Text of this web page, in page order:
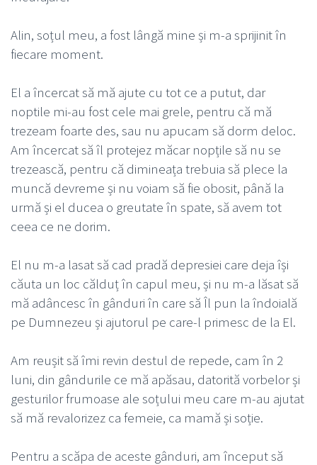
Alin, soțul meu, a fost lângă mine și m-a sprijinit în
fiecare moment.
El a încercat să mă ajute cu tot ce a putut, dar
noptile mi-au fost cele mai grele, pentru că mă
trezeam foarte des, sau nu apucam să dorm deloc.
Am încercat să îl protejez măcar nopțile să nu se
trezească, pentru că dimineața trebuia să plece la
muncă devreme și nu voiam să fie obosit, până la
urmă și el ducea o greutate în spate, să avem tot
ceea ce ne dorim.
El nu m-a lasat să cad pradă depresiei care deja își
căuta un loc călduț în capul meu, și nu m-a lăsat să
mă adâncesc în gânduri în care să Îl pun la îndoială
pe Dumnezeu și ajutorul pe care-l primesc de la El.
Am reușit să îmi revin destul de repede, cam în 2
luni, din gândurile ce mă apăsau, datorită vorbelor și
gesturilor frumoase ale soțului meu care m-au ajutat
să mă revalorizez ca femeie, ca mamă și soție.
Pentru a scăpa de aceste gânduri, am început să